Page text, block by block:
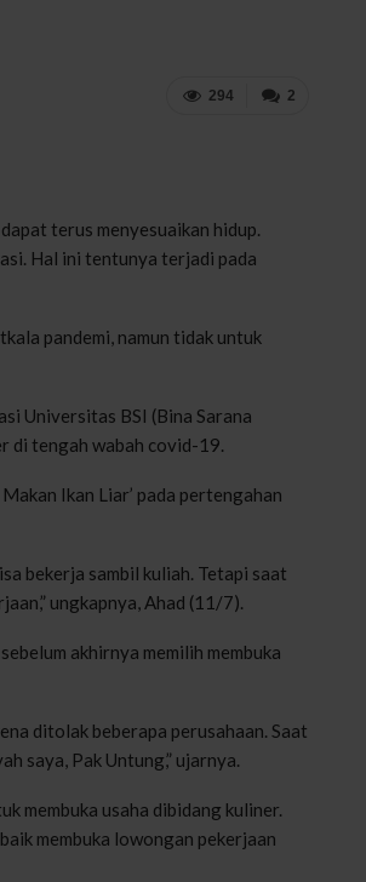
2
294
terus menyesuaikan hidup.
Hal ini tentunya terjadi pada
pandemi, namun tidak untuk
Universitas BSI (Bina Sarana
di tengah wabah covid-19.
Ikan Liar’ pada pertengahan
bekerja sambil kuliah. Tetapi saat
ungkapnya, Ahad (11/7).
akhirnya memilih membuka
ditolak beberapa perusahaan. Saat
saya, Pak Untung,” ujarnya.
membuka usaha dibidang kuliner.
membuka lowongan pekerjaan